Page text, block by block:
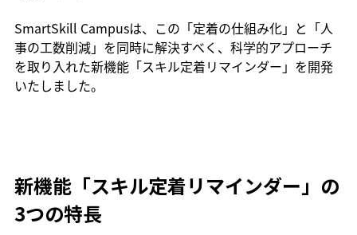
SmartSkill Campusは、この「定着の仕組み化」と「人
事の工数削減」を同時に解決すべく、科学的アプローチ
を取り入れた新機能「スキル定着リマインダー」を開発
いたしました。
新機能「スキル定着リマインダー」の
3つの特長